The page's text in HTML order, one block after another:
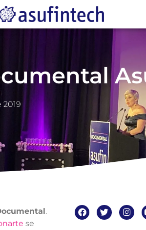
2019
.
se